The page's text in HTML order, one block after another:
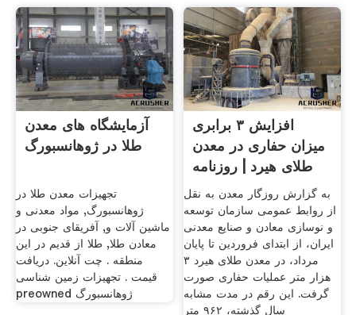
آزمایشگاه های معدن
طلا در ژوهانسبورگ
تجهیزات معدن طلا در
ژوهانسبورگ, مواد معدنی و
ماشین آلات و, آفریقای جنوبی در
معادن طلا, طلا از قدیم در این
منطقه . چت آنلاین. دریافت
قیمت . تجهیزات زمین شناسی
preowned ژوهانسبورگ
افزایش ۳ برابری
میزان حفاری در معدن
طلای هیرد | روزنامه
به گزارش روزگار معدن به نقل
از روابط عمومی سازمان توسعه
و نوسازی معادن و صنایع معدنی
ایران، از ابتدای فروردین تا پایان
مرداد، در معدن طلای هیرد ۳
هزار متر عملیات حفاری صورت
گرفت. این رقم در مدت مشابه
سال گذشته، ۹۶۲ متر